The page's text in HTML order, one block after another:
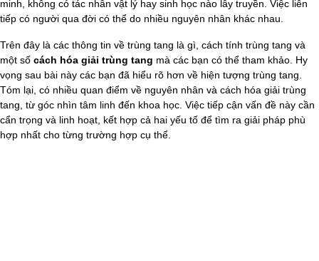
minh, không có tác nhân vật lý hay sinh học nào lây truyền. Việc liên
tiếp có người qua đời có thể do nhiều nguyên nhân khác nhau.
Trên đây là các thông tin về trùng tang là gì, cách tính trùng tang và
một số cách hóa giải trùng tang mà các bạn có thể tham khảo. Hy
vọng sau bài này các bạn đã hiểu rõ hơn về hiện tượng trùng tang.
Tóm lại, có nhiều quan điểm về nguyên nhân và cách hóa giải trùng
tang, từ góc nhìn tâm linh đến khoa học. Việc tiếp cận vấn đề này cần
cẩn trọng và linh hoạt, kết hợp cả hai yếu tố để tìm ra giải pháp phù
hợp nhất cho từng trường hợp cụ thể.